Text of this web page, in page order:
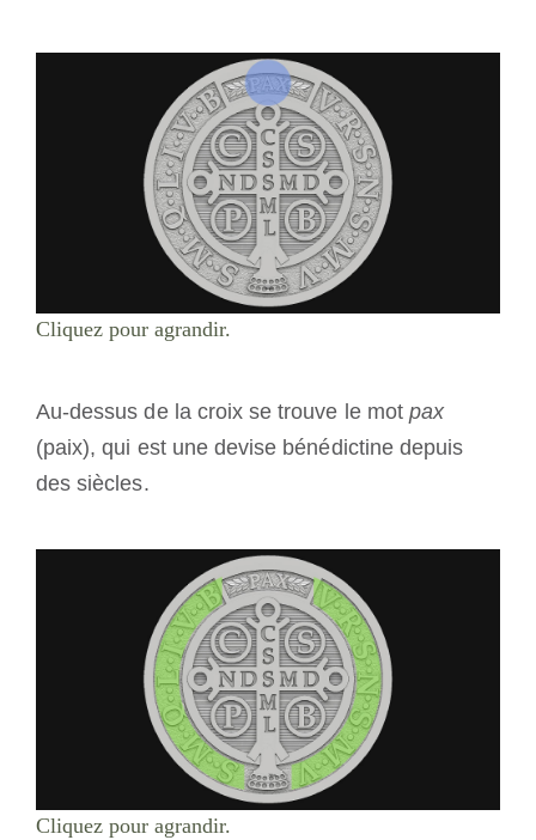
Cliquez pour agrandir.
Au-dessus de la croix se trouve le mot pax
(paix), qui est une devise bénédictine depuis
des siècles.
Cliquez pour agrandir.